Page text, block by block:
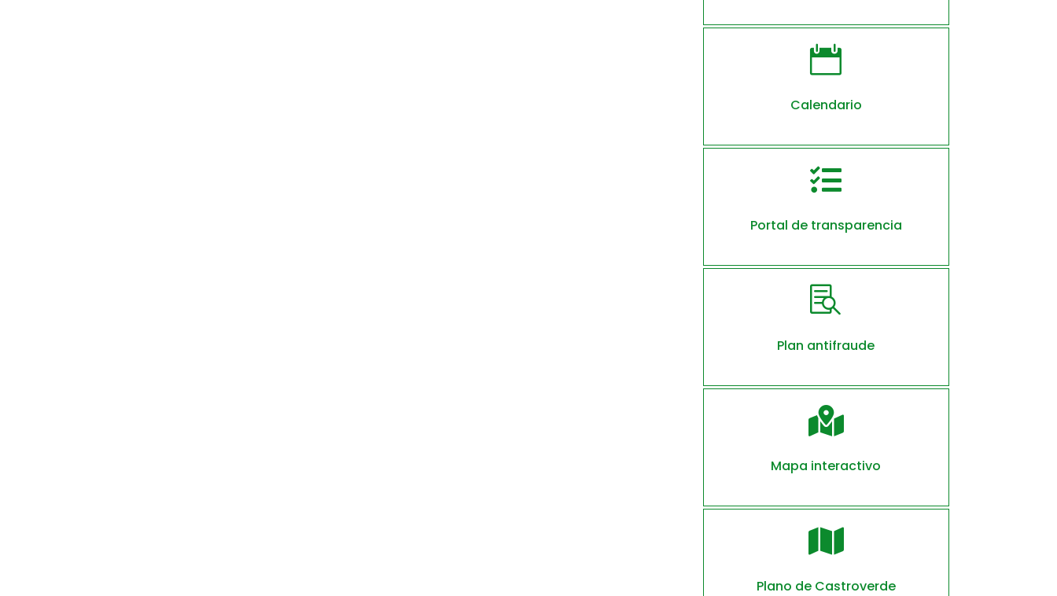

Calendario

Portal de transparencia

Plan antifraude

Mapa interactivo

Plano de Castroverde